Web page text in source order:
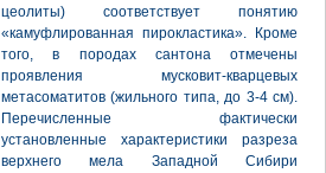
цеолиты) соответствует понятию
«камуфлированная пирокластика». Кроме
того, в породах сантона отмечены
проявления мусковит-кварцевых
метасоматитов (жильного типа, до 3-4 см).
Перечисленные фактически
установленные характеристики разреза
верхнего мела Западной Сибири